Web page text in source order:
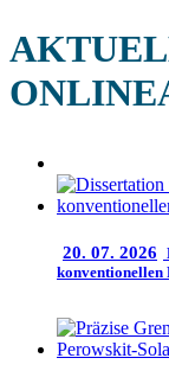
20. 07. 2026
konventionellen